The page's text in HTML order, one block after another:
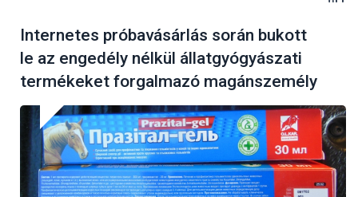
Internetes próbavásárlás során bukott
le az engedély nélkül állatgyógyászati
termékeket forgalmazó magánszemély